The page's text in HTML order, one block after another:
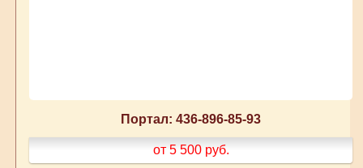
Портал: 436-896-85-93
от 5 500 руб.